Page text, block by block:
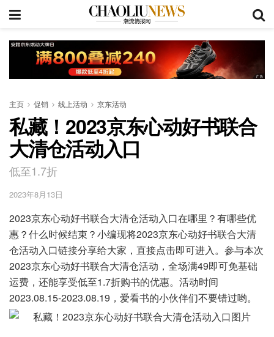
主页 促销 线上活动 京东活动
私藏！2023京东心动好书联合
大清仓活动入口
低至1.7折
2023年8月13日
2023京东心动好书联合大清仓活动入口在哪里？有哪些优
惠？什么时候结束？小编现将2023京东心动好书联合大清
仓活动入口链接分享给大家，直接点击即可进入。参与本次
2023京东心动好书联合大清仓活动，全场满49即可免基础
运费，还能享受低至1.7折购书的优惠。活动时间
2023.08.15-2023.08.19，爱看书的小伙伴们不要错过哟。